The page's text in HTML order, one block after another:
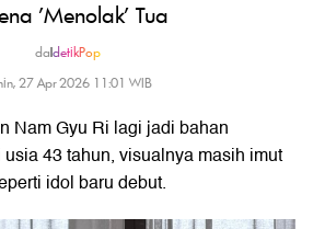
'Menolak' Tua
da|detikPop
27 Apr 2026 11:01 WIB
Nam Gyu Ri lagi jadi bahan
43 tahun, visualnya masih imut
idol baru debut.